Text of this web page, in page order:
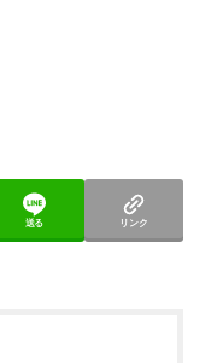
送る リンク